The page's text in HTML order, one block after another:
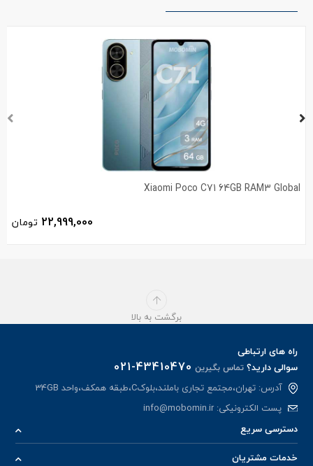
Xiaomi Poco C71 64GB RAM3 Global
22,999,000 تومان
برگشت به بالا
راه های ارتباطی
سوالی دارید؟تماس بگیرین 021-43410470
آدرس: تهران،مجتمع تجاری باملند،بلوکC،طبقه همکف،واحد 34GB
پست الکترونیکی:info@mobomin.ir
دسترسی سریع
خدمات مشتریان